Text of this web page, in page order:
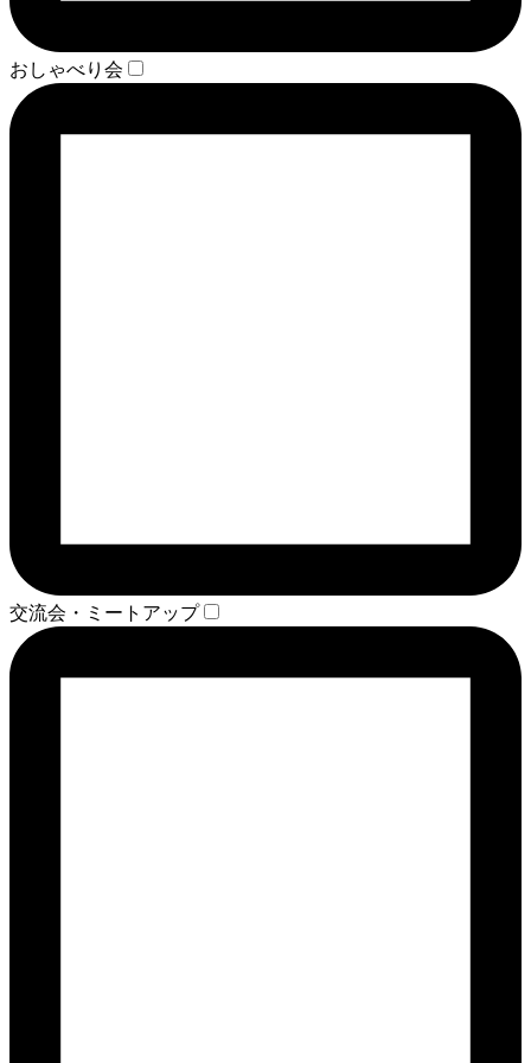
おしゃべり会
交流会・ミートアップ